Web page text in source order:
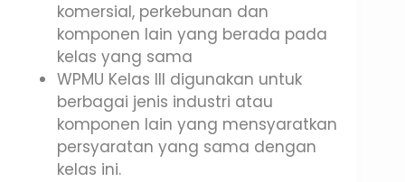
komersial, perkebunan dan
komponen lain yang berada pada
kelas yang sama
WPMU Kelas III digunakan untuk
berbagai jenis industri atau
komponen lain yang mensyaratkan
persyaratan yang sama dengan
kelas ini.